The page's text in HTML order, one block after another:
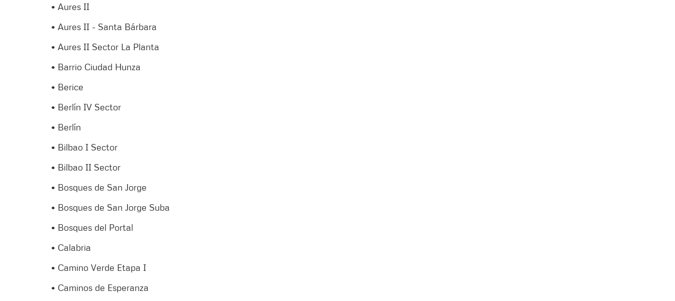
• Aures II
• Aures II - Santa Bárbara
• Aures II Sector La Planta
• Barrio Ciudad Hunza
• Berice
• Berlín IV Sector
• Berlín
• Bilbao I Sector
• Bilbao II Sector
• Bosques de San Jorge
• Bosques de San Jorge Suba
• Bosques del Portal
• Calabria
• Camino Verde Etapa I
• Caminos de Esperanza